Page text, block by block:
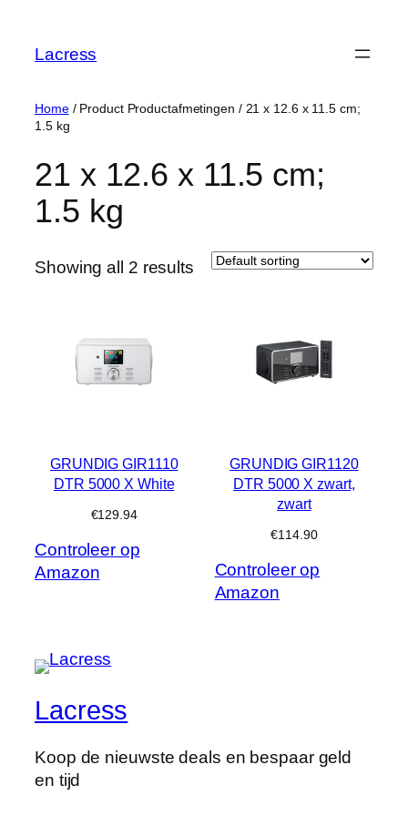
content
Lacress
Home/ Product Productafmetingen / ‎21 x 12.6 x 11.5 cm;
1.5 kg
‎21 x 12.6 x 11.5 cm;
1.5 kg
Showing all 2 results
GRUNDIG GIR1110
DTR 5000 X White
€129.94
Controleer op
Amazon
GRUNDIG GIR1120
DTR 5000 X zwart,
zwart
€114.90
Controleer op
Amazon
Lacress
Koop de nieuwste deals en bespaar geld
en tijd